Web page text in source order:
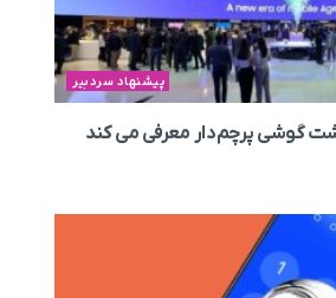
پیشنهاد سردبیر